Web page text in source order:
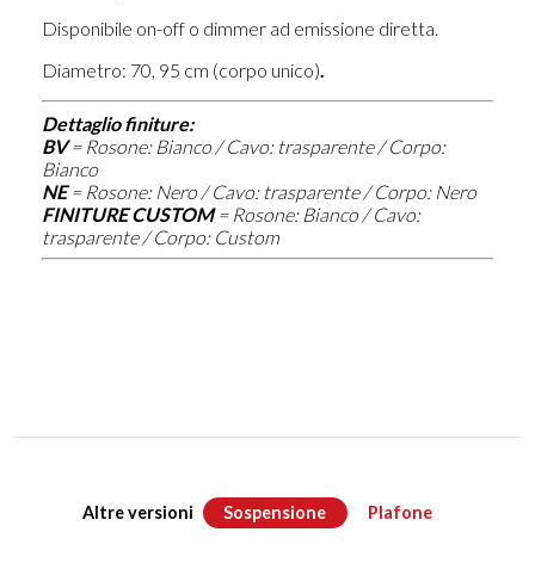
Disponibile on-off o dimmer ad emissione diretta.
Diametro: 70, 95 cm (corpo unico).
Dettaglio finiture:
BV= Rosone: Bianco / Cavo: trasparente / Corpo:
Bianco
NE= Rosone: Nero / Cavo: trasparente / Corpo: Nero
FINITURE CUSTOM= Rosone: Bianco / Cavo:
trasparente / Corpo: Custom